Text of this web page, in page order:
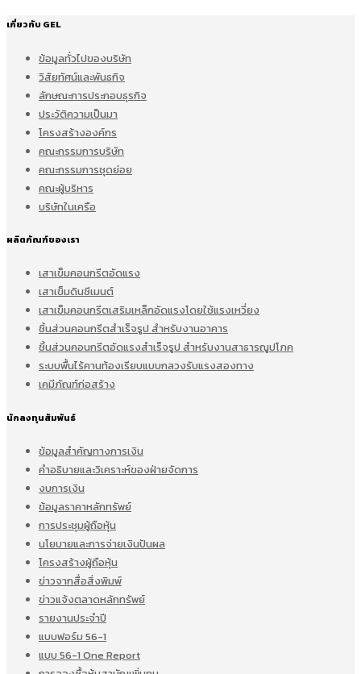
เกี่ยวกับ GEL
ข้อมูลทั่วไปของบริษัท
วิสัยทัศน์และพันธกิจ
ลักษณะการประกอบธุรกิจ
ประวัติความเป็นมา
โครงสร้างองค์กร
คณะกรรมการบริษัท
คณะกรรมการชุดย่อย
คณะผู้บริหาร
บริษัทในเครือ
ผลิตภัณฑ์ของเรา
เสาเข็มคอนกรีตอัดแรง
เสาเข็มดินซีเมนต์
เสาเข็มคอนกรีตเสริมเหล็กอัดแรงโดยใช้แรงเหวี่ยง
ชิ้นส่วนคอนกรีตสำเร็จรูป สำหรับงานอาคาร
ชิ้นส่วนคอนกรีตอัดแรงสำเร็จรูป สำหรับงานสาธารณูปโภค
ระบบพื้นไร้คานท้องเรียบแบบกลวงรับแรงสองทาง
เคมีภัณฑ์ก่อสร้าง
นักลงทุนสัมพันธ์
ข้อมูลสำคัญทางการเงิน
คำอธิบายและวิเคราะห์ของฝ่ายจัดการ
งบการเงิน
ข้อมูลราคาหลักทรัพย์
การประชุมผู้ถือหุ้น
นโยบายและการจ่ายเงินปันผล
โครงสร้างผู้ถือหุ้น
ข่าวจากสื่อสิ่งพิมพ์
ข่าวแจ้งตลาดหลักทรัพย์
รายงานประจำปี
แบบฟอร์ม 56-1
แบบ 56-1 One Report